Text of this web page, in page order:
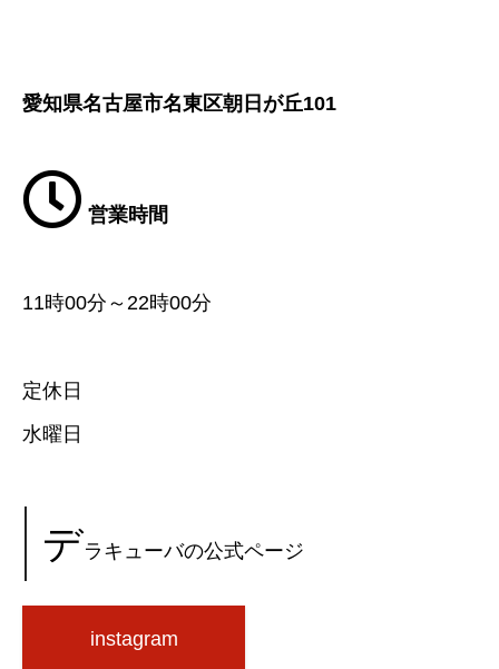
愛知県名古屋市名東区朝日が丘101
営業時間
11時00分～22時00分
定休日
水曜日
デラキューバの公式ページ
instagram